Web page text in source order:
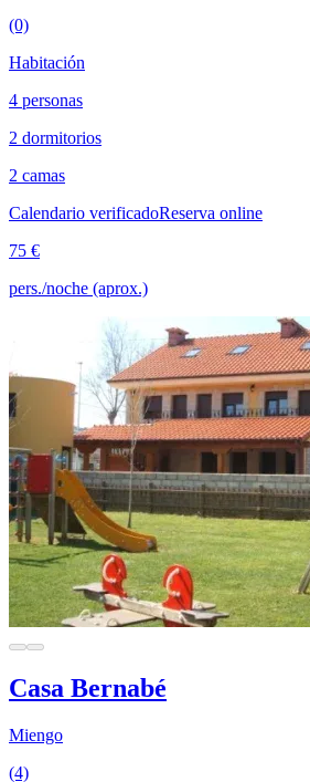
(0)
Habitación
4 personas
2 dormitorios
2 camas
Calendario verificadoReserva online
75 €
pers./noche (aprox.)
Casa Bernabé
Miengo
(4)